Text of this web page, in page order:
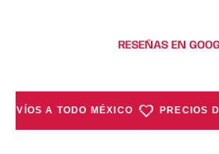
RESEÑAS EN
ENVÍOS A TODO MÉXICO PRECIOS